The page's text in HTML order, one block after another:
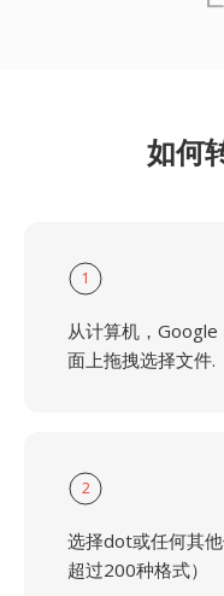
如何
1
从计算机，
面上拖拽选择文件.
2
选择dot或任何其
超过200种格式）